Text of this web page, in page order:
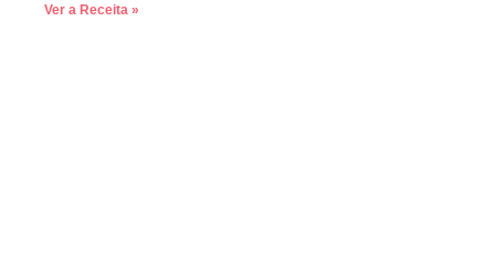
Ver a Receita »